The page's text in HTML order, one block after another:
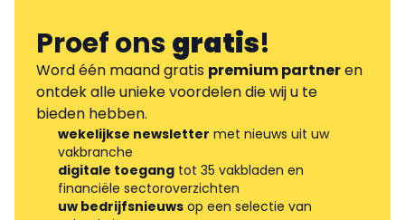
Proef onsgratis!
Word één maand gratis premium partneren
ontdek alle unieke voordelen die wij u te
bieden hebben.
wekelijkse newsletter met nieuws uit uw
vakbranche
digitale toegang tot 35 vakbladen en
financiële sectoroverzichten
uw bedrijfsnieuws op een selectie van